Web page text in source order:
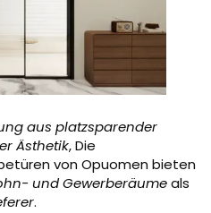
aus platzsparender
Ästhetik, Die
von Opuomen bieten
und Gewerberäumeals
.